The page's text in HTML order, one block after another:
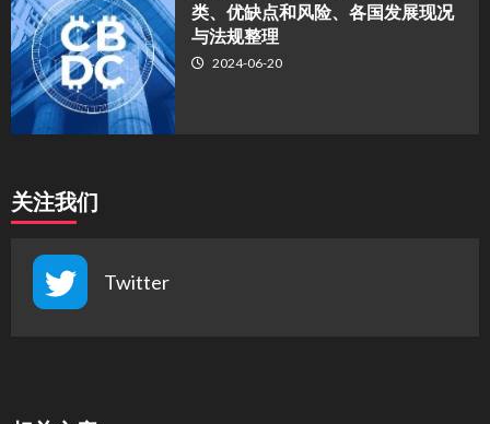
类、优缺点和风险、各国发展现况
与法规整理
2024-06-20
关注我们
Twitter